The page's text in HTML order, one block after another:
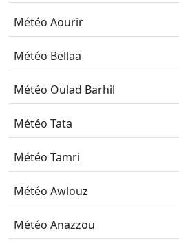
Météo Aourir
Météo Bellaa
Météo Oulad Barhil
Météo Tata
Météo Tamri
Météo Awlouz
Météo Anazzou